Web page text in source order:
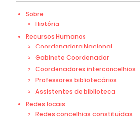
Sobre
História
Recursos Humanos
Coordenadora Nacional
Gabinete Coordenador
Coordenadores interconcelhios
Professores bibliotecários
Assistentes de biblioteca
Redes locais
Redes concelhias constituídas